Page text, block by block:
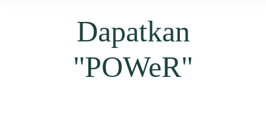
Dapatkan
"POWeR"